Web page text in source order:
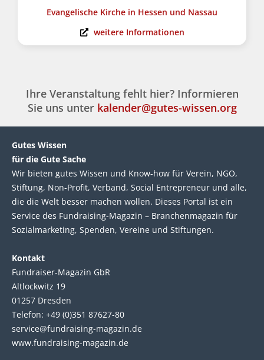
Evangelische Kirche in Hessen und Nassau
weitere Informationen
Ihre Veranstaltung fehlt hier? Informieren
Sie uns unter kalender@gutes-wissen.org
Gutes Wissen
für die Gute Sache
Wir bie­ten gutes Wis­sen und Know-how für Ver­ein, NGO,
Stif­tung, Non-Profit, Ver­band, Social Entre­pre­neur und alle,
die die Welt bes­ser machen wol­len. Die­ses Por­tal ist ein
Service des Fund­raising-Magazin – Bran­chen­magazin für
Sozial­marke­ting, Spen­den, Ver­eine und Stif­tun­gen.
Kontakt
Fundraiser-Magazin GbR
Altlockwitz 19
01257 Dresden
Telefon: +49 (0)351 87627-80
service@fundraising-magazin.de
www.fundraising-magazin.de